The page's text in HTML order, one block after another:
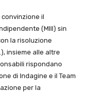
il
(MIII) sin
la risoluzione
insieme alle altre
rispondano
di Indagine e il Team
per la